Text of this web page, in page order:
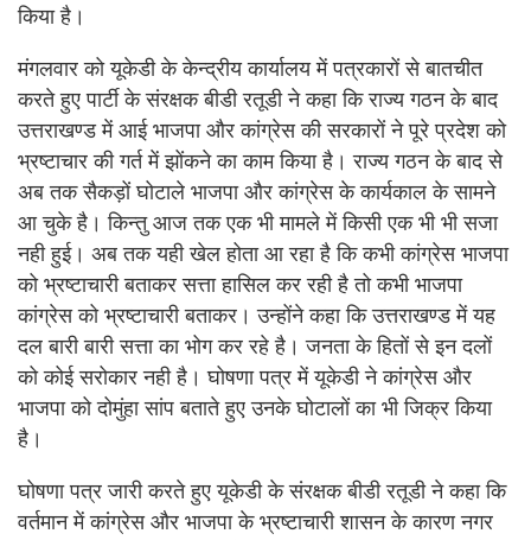
किया है।
मंगलवार को यूकेडी के केन्द्रीय कार्यालय में पत्रकारों से बातचीत
करते हुए पार्टी के संरक्षक बीडी रतूडी ने कहा कि राज्य गठन के बाद
उत्तराखण्ड में आई भाजपा और कांग्रेस की सरकारों ने पूरे प्रदेश को
भ्रष्टाचार की गर्त में झोंकने का काम किया है। राज्य गठन के बाद से
अब तक सैकड़ों घोटाले भाजपा और कांग्रेस के कार्यकाल के सामने
आ चुके है। किन्तु आज तक एक भी मामले में किसी एक भी भी सजा
नही हुई। अब तक यही खेल होता आ रहा है कि कभी कांग्रेस भाजपा
को भ्रष्टाचारी बताकर सत्ता हासिल कर रही है तो कभी भाजपा
कांग्रेस को भ्रष्टाचारी बताकर। उन्होंने कहा कि उत्तराखण्ड में यह
दल बारी बारी सत्ता का भोग कर रहे है। जनता के हितों से इन दलों
को कोई सरोकार नही है। घोषणा पत्र में यूकेडी ने कांग्रेस और
भाजपा को दोमुंहा सांप बताते हुए उनके घोटालों का भी जिक्र किया
है।
घोषणा पत्र जारी करते हुए यूकेडी के संरक्षक बीडी रतूडी ने कहा कि
वर्तमान में कांग्रेस और भाजपा के भ्रष्टाचारी शासन के कारण नगर